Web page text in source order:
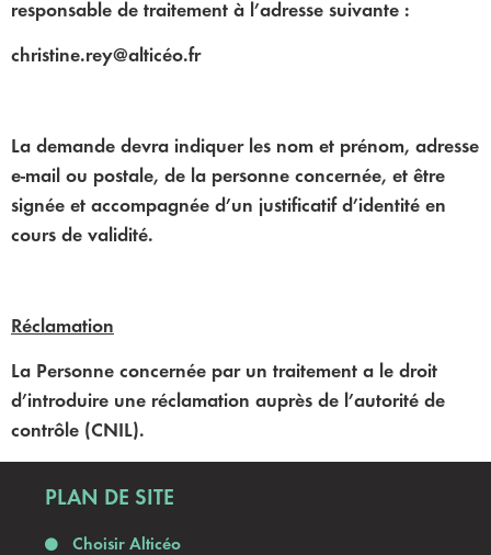
responsable de traitement à l’adresse suivante :
christine.rey@alticéo.fr
La demande devra indiquer les nom et prénom, adresse
e-mail ou postale, de la personne concernée, et être
signée et accompagnée d’un justificatif d’identité en
cours de validité.
Réclamation
La Personne concernée par un traitement a le droit
d’introduire une réclamation auprès de l’autorité de
contrôle (CNIL).
PLAN DE SITE
Choisir Alticéo